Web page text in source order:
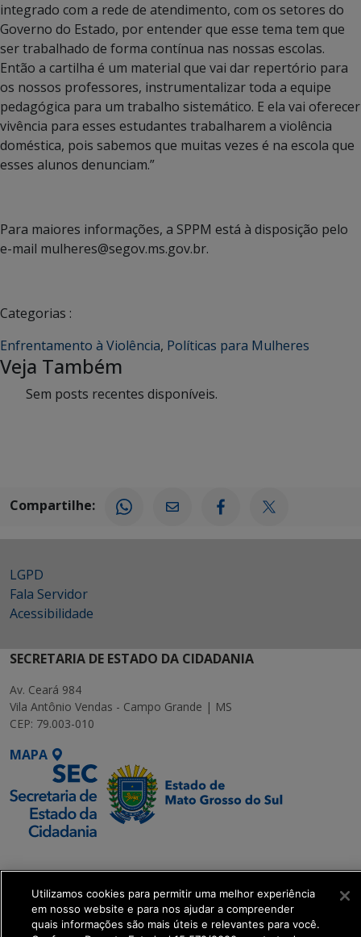
integrado com a rede de atendimento, com os setores do
Governo do Estado, por entender que esse tema tem que
ser trabalhado de forma contínua nas nossas escolas.
Então a cartilha é um material que vai dar repertório para
os nossos professores, instrumentalizar toda a equipe
pedagógica para um trabalho sistemático. E ela vai oferecer
vivência para esses estudantes trabalharem a violência
doméstica, pois sabemos que muitas vezes é na escola que
esses alunos denunciam.”
Para maiores informações, a SPPM está à disposição pelo
e-mail mulheres@segov.ms.gov.br.
Categorias :
Enfrentamento à Violência, Políticas para Mulheres
Veja Também
Sem posts recentes disponíveis.
Compartilhe:
LGPD
Fala Servidor
Acessibilidade
SECRETARIA DE ESTADO DA CIDADANIA
Av. Ceará 984
Vila Antônio Vendas - Campo Grande | MS
CEP: 79.003-010
MAPA
Executiva de
Transformação Digital
Utilizamos cookies para permitir uma melhor experiência
em nosso website e para nos ajudar a compreender
quais informações são mais úteis e relevantes para você.